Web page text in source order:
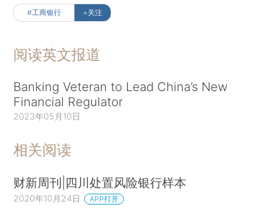
#工商银行 +关注
阅读英文报道
Banking Veteran to Lead China’s New
Financial Regulator
2023年05月10日
相关阅读
财新周刊|四川处置风险银行样本
2020年10月24日 APP打开